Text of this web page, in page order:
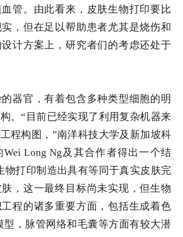
管。由此看来，皮肤生物打印要比
，但在足以帮助患者尤其是烧伤和
计方案上，研究者们的考虑还处于
器官，有着包含多种类型细胞的明
。“目前已经实现了利用复杂机器来
程构图，”南洋科技大学及新加坡科
Long Ng及其合作者得出一个结
物打印制造出具有等同于真实皮肤完
，这一最终目标尚未实现，但生物
程的诸多重要方面，包括生成着色
型，脉管网络和毛囊等方面有较大潜